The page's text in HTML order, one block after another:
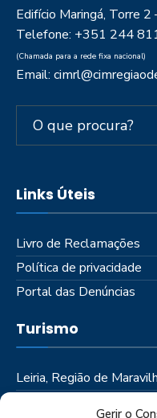
Gerir o
Edifício Maringá, Torre
Telefone: +351 244
(Chamada para a rede fixa nacional)
Email:
Links Úteis
Livro de Reclamações
Política de privacidade
Portal das Denúncias
Turismo
Leiria, Região de